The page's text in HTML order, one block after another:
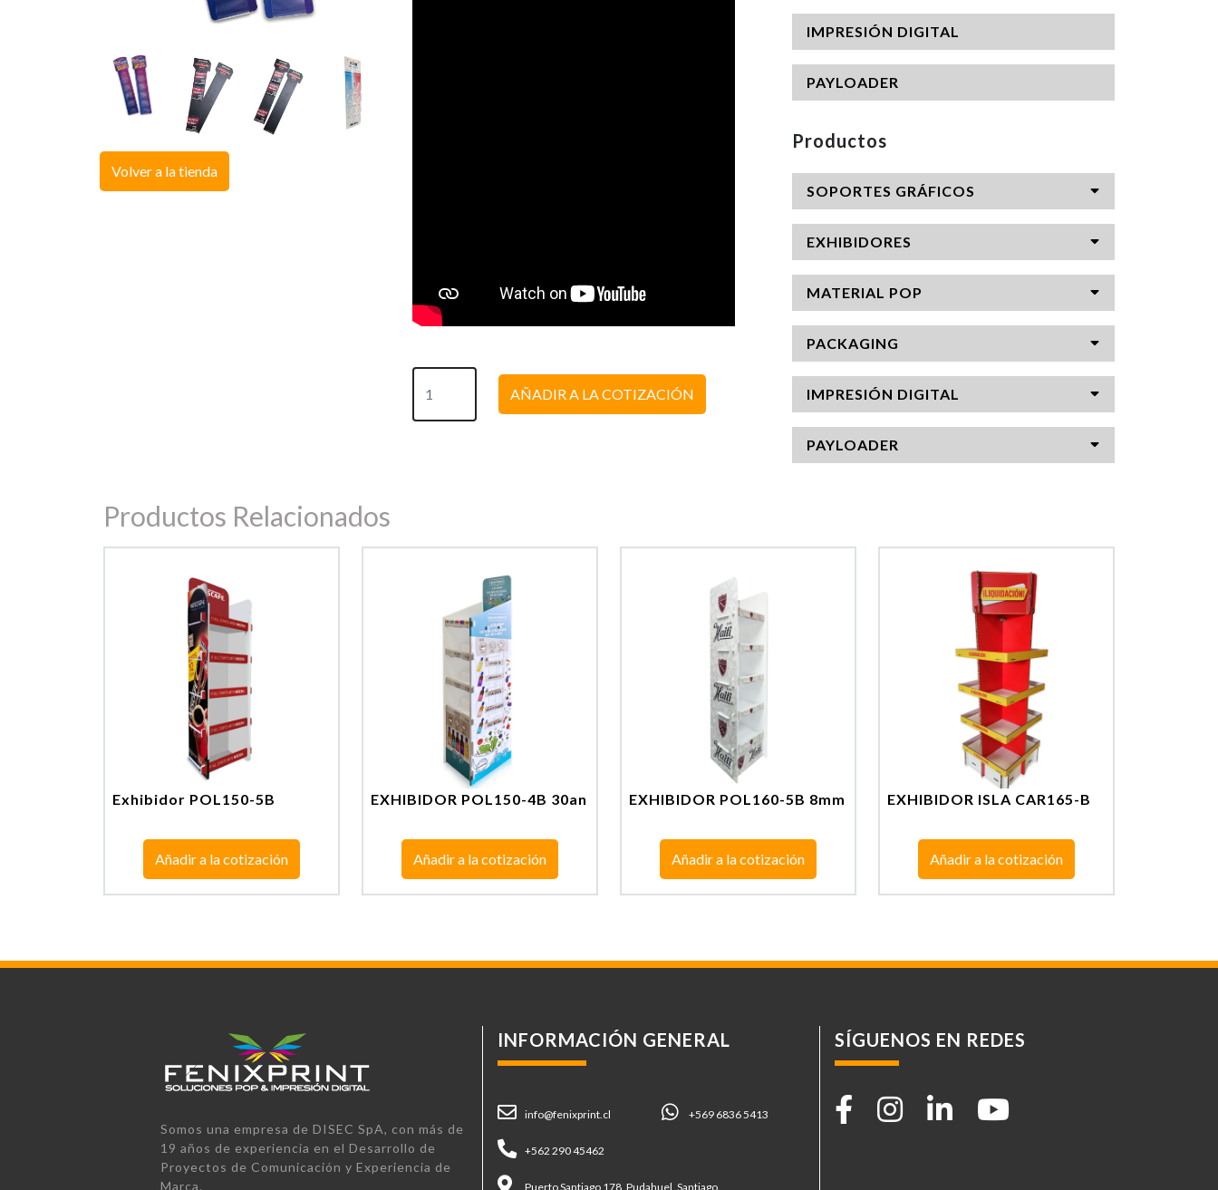
Volver a la tienda
AÑADIR A LA COTIZACIÓN
IMPRESIÓN DIGITAL
PAYLOADER
Productos
SOPORTES GRÁFICOS
EXHIBIDORES
MATERIAL POP
PACKAGING
IMPRESIÓN DIGITAL
PAYLOADER
Productos Relacionados
Exhibidor POL150-5B
Añadir a la cotización
EXHIBIDOR POL150-4B 30an
Añadir a la cotización
EXHIBIDOR POL160-5B 8mm
Añadir a la cotización
EXHIBIDOR ISLA CAR165-B
Añadir a la cotización
Somos una empresa de DISEC SpA, con más de
19 años de experiencia en el Desarrollo de
Proyectos de Comunicación y Experiencia de
Marca.
INFORMACIÓN GENERAL
info@fenixprint.cl +569 6836 5413
+562 290 45462
Puerto Santiago 178, Pudahuel, Santiago.
SÍGUENOS EN REDES